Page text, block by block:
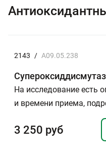
2143 / A09.05.238
На исследование есть
и времени приема,
3 250 руб